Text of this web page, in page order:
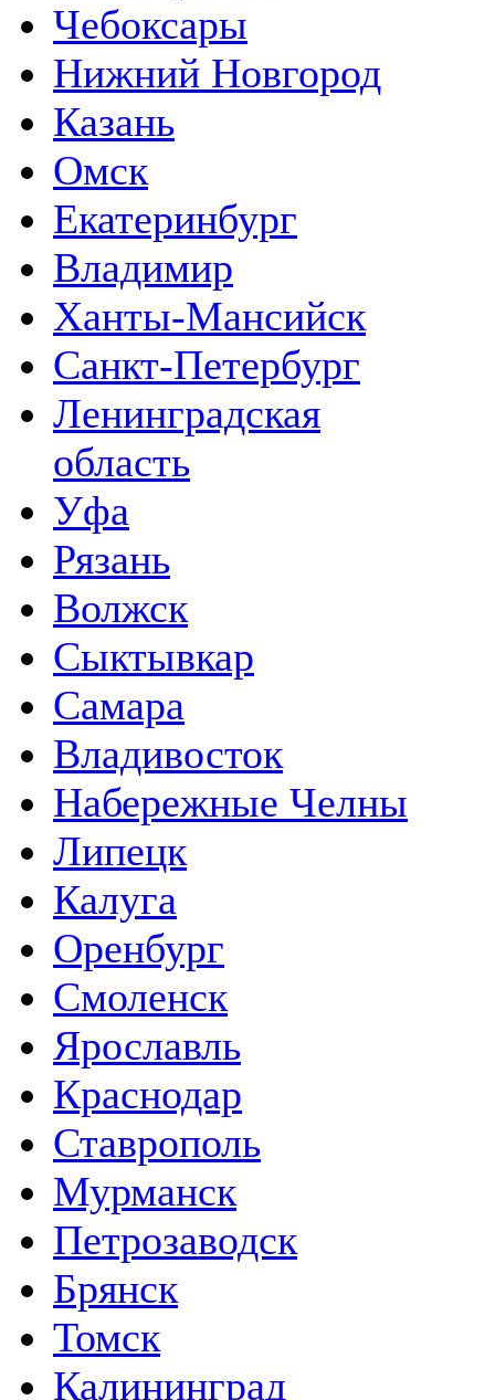
Чебоксары
Нижний Новгород
Казань
Омск
Екатеринбург
Владимир
Ханты-Мансийск
Санкт-Петербург
Ленинградская
область
Уфа
Рязань
Волжск
Сыктывкар
Самара
Владивосток
Набережные Челны
Липецк
Калуга
Оренбург
Смоленск
Ярославль
Краснодар
Ставрополь
Мурманск
Петрозаводск
Брянск
Томск
Калининград